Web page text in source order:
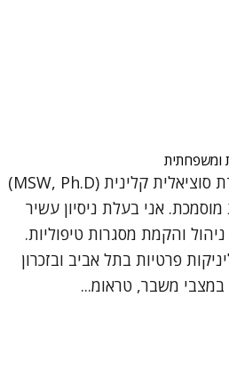
ומשפחתית
שמי ד"ר תלמה כהן, עובדת סוציאלית קלינית (MSW, Ph.D)
אני בעלת ניסיון עשיר
ניהול והקמת מסגרות טיפוליות.
פרטיות בתל אביב ובזכרון
משבר, טראומ...